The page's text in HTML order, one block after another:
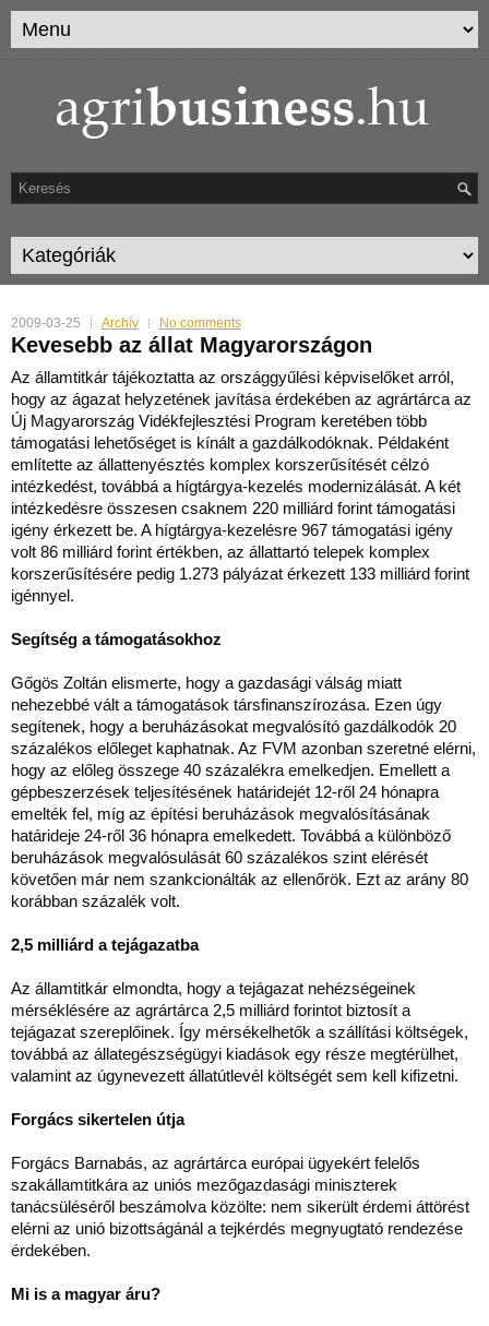
2009-03-25 Archív No comments
Kevesebb az állat Magyarországon
Az államtitkár tájékoztatta az országgyűlési képviselőket arról,
hogy az ágazat helyzetének javítása érdekében az agrártárca az
Új Magyarország Vidékfejlesztési Program keretében több
támogatási lehetőséget is kínált a gazdálkodóknak. Példaként
említette az állattenyésztés komplex korszerűsítését célzó
intézkedést, továbbá a hígtárgya-kezelés modernizálását. A két
intézkedésre összesen csaknem 220 milliárd forint támogatási
igény érkezett be. A hígtárgya-kezelésre 967 támogatási igény
volt 86 milliárd forint értékben, az állattartó telepek komplex
korszerűsítésére pedig 1.273 pályázat érkezett 133 milliárd forint
igénnyel.
Segítség a támogatásokhoz
Gőgös Zoltán elismerte, hogy a gazdasági válság miatt
nehezebbé vált a támogatások társfinanszírozása. Ezen úgy
segítenek, hogy a beruházásokat megvalósító gazdálkodók 20
százalékos előleget kaphatnak. Az FVM azonban szeretné elérni,
hogy az előleg összege 40 százalékra emelkedjen. Emellett a
gépbeszerzések teljesítésének határidejét 12-ről 24 hónapra
emelték fel, míg az építési beruházások megvalósításának
határideje 24-ről 36 hónapra emelkedett. Továbbá a különböző
beruházások megvalósulását 60 százalékos szint elérését
követően már nem szankcionálták az ellenőrök. Ezt az arány 80
korábban százalék volt.
2,5 milliárd a tejágazatba
Az államtitkár elmondta, hogy a tejágazat nehézségeinek
mérséklésére az agrártárca 2,5 milliárd forintot biztosít a
tejágazat szereplőinek. Így mérsékelhetők a szállítási költségek,
továbbá az állategészségügyi kiadások egy része megtérülhet,
valamint az úgynevezett állatútlevél költségét sem kell kifizetni.
Forgács sikertelen útja
Forgács Barnabás, az agrártárca európai ügyekért felelős
szakállamtitkára az uniós mezőgazdasági miniszterek
tanácsüléséről beszámolva közölte: nem sikerült érdemi áttörést
elérni az unió bizottságánál a tejkérdés megnyugtató rendezése
érdekében.
Mi is a magyar áru?